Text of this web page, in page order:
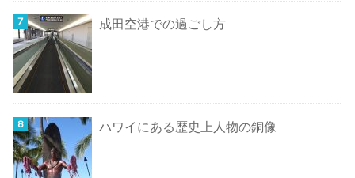
成田空港での過ごし方
ハワイにある歴史上人物の銅像